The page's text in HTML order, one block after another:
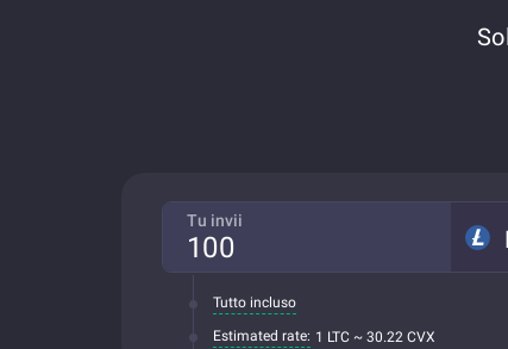
Tu invii
Tutto incluso
Estimated rate: 1 LTC ~ 30.22 CVX